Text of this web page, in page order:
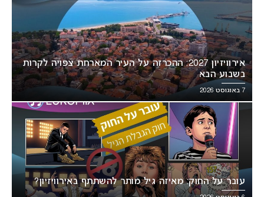
אירוויזיון 2027: ההכרזה על העיר המארחת צפויה לקרות
בשבוע הבא
7 באוגוסט 2026
עובר על החוק: מאיזה גיל מותר להשתתף באירוויזיון?